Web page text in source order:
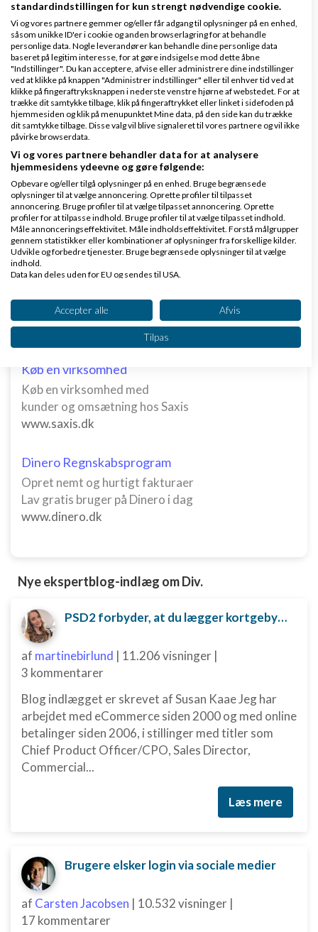
som måske er "mindre dejlige" :-)
Svar
Tænk lokalt - søg lokalt
Side 3 ud af 3 (24 indlæg)
< Forrige
Tilbage til toppen
Klar lønnen med Danløn
Lav løn på et øjeblik–nemt, sikkert
og billigt. Opret gratis konto.
www.danlon.dk/
Køb en virksomhed
Køb en virksomhed med
kunder og omsætning hos Saxis
www.saxis.dk
Dinero Regnskabsprogram
Opret nemt og hurtigt fakturaer
Lav gratis bruger på Dinero i dag
www.dinero.dk
Nye ekspertblog-indlæg om Div.
PSD2 forbyder, at du lægger kortgebyret ud til dine kunder fra 1. januar 2018
af martinebirlund | 11.206 visninger |
3 kommentarer
Blog indlægget er skrevet af Susan Kaae Jeg har
arbejdet med eCommerce siden 2000 og med online
betalinger siden 2006, i stillinger med titler som
Chief Product Officer/CPO, Sales Director,
Commercial...
Læs mere
Brugere elsker login via sociale medier
af Carsten Jacobsen | 10.532 visninger |
17 kommentarer
standardindstillingen for kun strengt nødvendige cookie.
Vi og vores partnere gemmer og/eller får adgang til oplysninger på en enhed,
såsom unikke ID'er i cookie og anden browserlagring for at behandle
personlige data. Nogle leverandører kan behandle dine personlige data
baseret på legitim interesse, for at gøre indsigelse mod dette åbne
"Indstillinger". Du kan acceptere, afvise eller administrere dine indstillinger
ved at klikke på knappen "Administrer indstillinger" eller til enhver tid ved at
klikke på fingeraftryksknappen i nederste venstre hjørne af webstedet. For at
trække dit samtykke tilbage, klik på fingeraftrykket eller linket i sidefoden på
hjemmesiden og klik på menupunktet Mine data, på den side kan du trække
dit samtykke tilbage. Disse valg vil blive signaleret til vores partnere og vil ikke
påvirke browserdata.
Vi og vores partnere behandler data for at analysere
hjemmesidens ydeevne og gøre følgende:
Opbevare og/eller tilgå oplysninger på en enhed. Bruge begrænsede
oplysninger til at vælge annoncering. Oprette profiler til tilpasset
annoncering. Bruge profiler til at vælge tilpasset annoncering. Oprette
profiler for at tilpasse indhold. Bruge profiler til at vælge tilpasset indhold.
Måle annonceringseffektivitet. Måle indholdseffektivitet. Forstå målgrupper
gennem statistikker eller kombinationer af oplysninger fra forskellige kilder.
Udvikle og forbedre tjenester. Bruge begrænsede oplysninger til at vælge
indhold.
Data kan deles uden for EU og sendes til USA.
Se partnerliste (2 IAB-leverandører)
Vi bruger dine data til følgende formål:
IAB's behandlingsformål:
Opbevare og/eller tilgå oplysninger på en
Bruge begrænsede oplysninger til at vælge
annoncering
Bruge profiler til at vælge tilpasset
annoncering
Oprette profiler for at tilpasse indhold
Måle annonceringseffektivitet
Måle indholdseffektivitet
Forstå målgrupper gennem statistikker eller
kombinationer af oplysninger fra forskellige
kilder
Bruge begrænsede oplysninger til at vælge
indhold
IAB Special Features:
Nødvendig
Ydeevne
Accepter alle Afvis
Tilpas